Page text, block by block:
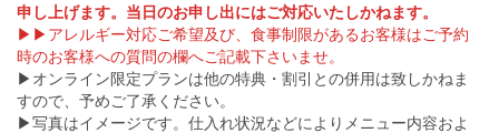
申し上げます。当日のお申し出にはご対応いたしかねます。
▶▶アレルギー対応ご希望及び、食事制限があるお客様はご予約
時のお客様への質問の欄へご記載下さいませ。
▶オンライン限定プランは他の特典・割引との併用は致しかねま
すので、予めご了承ください。
▶写真はイメージです。仕入れ状況などによりメニュー内容およ